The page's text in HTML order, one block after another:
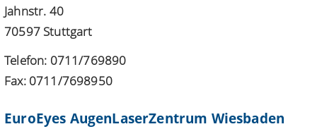
Jahnstr. 40
70597 Stuttgart
Telefon: 0711/769890
Fax: 0711/7698950
EuroEyes AugenLaserZentrum Wiesbaden